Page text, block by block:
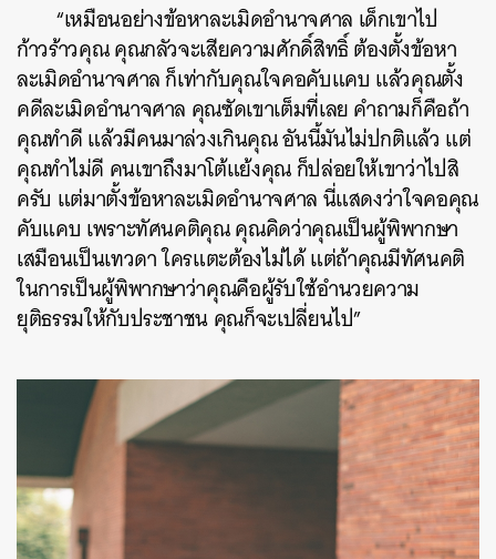
“เหมือนอย่างข้อหาละเมิดอำนาจศาล เด็กเขาไป
ก้าวร้าวคุณ คุณกลัวจะเสียความศักดิ์สิทธิ์ ต้องตั้งข้อหา
ละเมิดอำนาจศาล ก็เท่ากับคุณใจคอคับแคบ แล้วคุณตั้ง
คดีละเมิดอำนาจศาล คุณซัดเขาเต็มที่เลย คำถามก็คือถ้า
คุณทำดี แล้วมีคนมาล่วงเกินคุณ อันนี้มันไม่ปกติแล้ว แต่
คุณทำไม่ดี คนเขาถึงมาโต้แย้งคุณ ก็ปล่อยให้เขาว่าไปสิ
ครับ แต่มาตั้งข้อหาละเมิดอำนาจศาล นี่แสดงว่าใจคอคุณ
คับแคบ เพราะทัศนคติคุณ คุณคิดว่าคุณเป็นผู้พิพากษา
เสมือนเป็นเทวดา ใครแตะต้องไม่ได้ แต่ถ้าคุณมีทัศนคติ
ในการเป็นผู้พิพากษาว่าคุณคือผู้รับใช้อำนวยความ
ยุติธรรมให้กับประชาชน คุณก็จะเปลี่ยนไป”